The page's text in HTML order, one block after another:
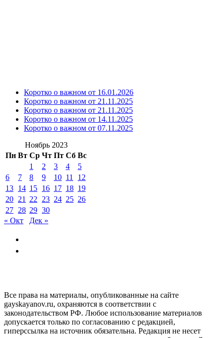
Коротко о важном от 16.01.2026
Коротко о важном от 21.11.2025
Коротко о важном от 21.11.2025
Коротко о важном от 14.11.2025
Коротко о важном от 07.11.2025
Ноябрь 2023
Пн Вт Ср Чт Пт Сб Вс
1
2 3 4
5
6
7 8 9 10 11
12
13 14 15 16 17 18 19
20 21 22 23 24 25 26
27 28 29 30
« Окт
Дек »
Все права на материалы, опубликованные на сайте
gayskayanov.ru, охраняются в соответствии с
законодательством РФ. Любое использование материалов
допускается только по согласованию с редакцией,
гиперссылка на источник обязательна. Редакция не несет